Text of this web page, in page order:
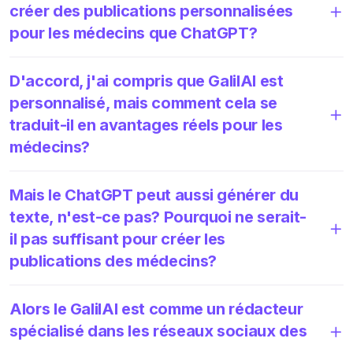
créer des publications personnalisées
pour les médecins que ChatGPT?
D'accord, j'ai compris que GalilAI est
personnalisé, mais comment cela se
traduit-il en avantages réels pour les
médecins?
Mais le ChatGPT peut aussi générer du
texte, n'est-ce pas? Pourquoi ne serait-
il pas suffisant pour créer les
publications des médecins?
Alors le GalilAI est comme un rédacteur
spécialisé dans les réseaux sociaux des